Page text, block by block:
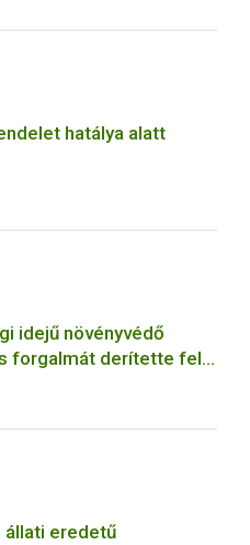
hatálya alatt
idejű növényvédő
forgalmát derítette fel a
állati eredetű